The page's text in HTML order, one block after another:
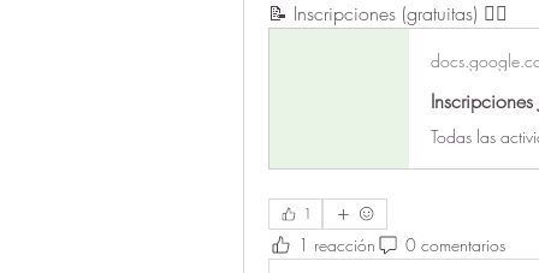
📝 Inscripciones (gratuitas) 👇🏻
1
1 reacción 0 comentarios